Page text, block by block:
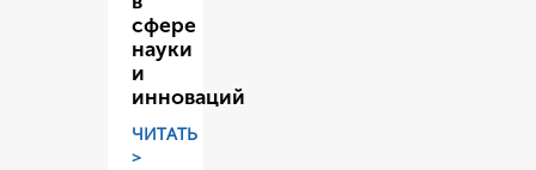
сфере
науки
и
инноваций
ЧИТАТЬ
>